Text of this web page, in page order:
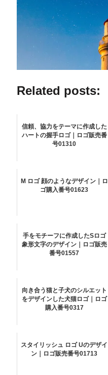
Related posts:
信頼、協力をテーマに作成した
ハートの握手ロゴ｜ロゴ販売番
号01310
M ロゴ 顔のようなデザイン｜ロ
ゴ購入番号01623
手をモチーフに作成したSロゴ
象形文字のデザイン｜ロゴ販売
番号01557
向き合う猫と子犬のシルエット
をデザインした犬猫ロゴ｜ロゴ
購入番号0317
スタイリッシュ ロゴ Uのデザイ
ン｜ロゴ販売番号01713